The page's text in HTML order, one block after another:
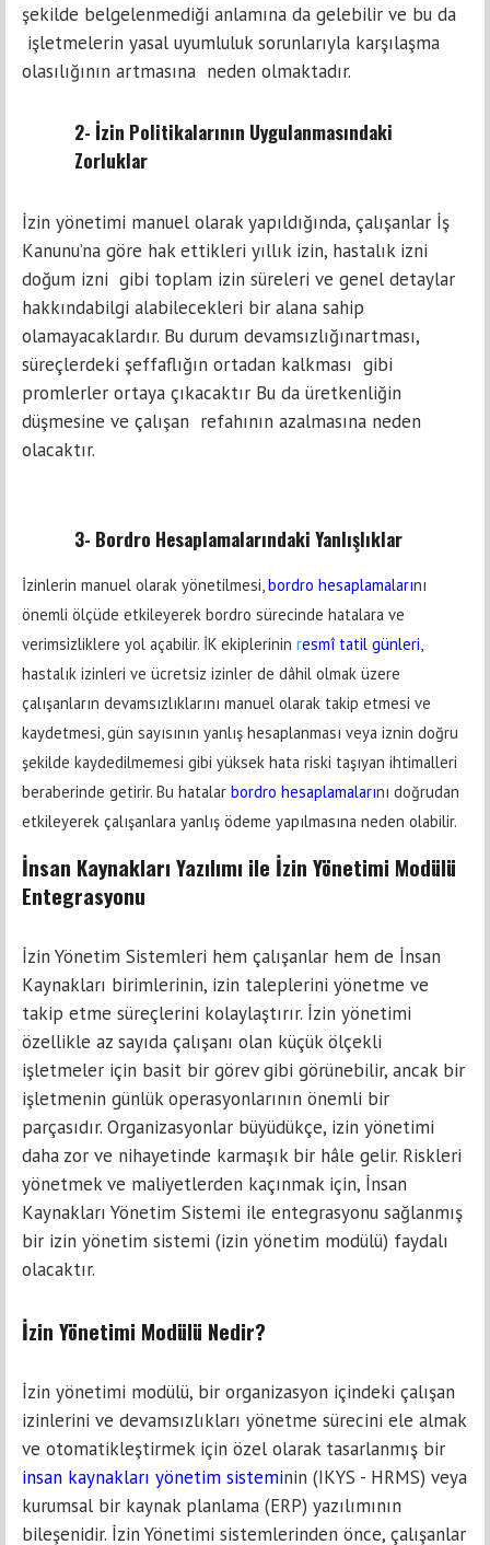
şekilde belgelenmediği anlamına da gelebilir ve bu da
işletmelerin yasal uyumluluk sorunlarıyla karşılaşma
olasılığının artmasına neden olmaktadır.
2- İzin Politikalarının Uygulanmasındaki
Zorluklar
İzin yönetimi manuel olarak yapıldığında, çalışanlar İş
Kanunu’na göre hak ettikleri yıllık izin, hastalık izni
doğum izni gibi toplam izin süreleri ve genel detaylar
hakkındabilgi alabilecekleri bir alana sahip
olamayacaklardır. Bu durum devamsızlığınartması,
süreçlerdeki şeffaflığın ortadan kalkması gibi
promlerler ortaya çıkacaktır Bu da üretkenliğin
düşmesine ve çalışan refahının azalmasına neden
olacaktır.
3- Bordro Hesaplamalarındaki Yanlışlıklar
İzinlerin manuel olarak yönetilmesi,bordro hesaplamalarını
önemli ölçüde etkileyerek bordro sürecinde hatalara ve
verimsizliklere yol açabilir. İK ekiplerinin resmî tatil günleri,
hastalık izinleri ve ücretsiz izinler de dâhil olmak üzere
çalışanların devamsızlıklarını manuel olarak takip etmesi ve
kaydetmesi, gün sayısının yanlış hesaplanması veya iznin doğru
şekilde kaydedilmemesi gibi yüksek hata riski taşıyan ihtimalleri
beraberinde getirir. Bu hatalar bordro hesaplamalarını doğrudan
etkileyerek çalışanlara yanlış ödeme yapılmasına neden olabilir.
İnsan Kaynakları Yazılımı ile İzin Yönetimi Modülü
Entegrasyonu
İzin Yönetim Sistemleri hem çalışanlar hem de İnsan
Kaynakları birimlerinin, izin taleplerini yönetme ve
takip etme süreçlerini kolaylaştırır. İzin yönetimi
özellikle az sayıda çalışanı olan küçük ölçekli
işletmeler için basit bir görev gibi görünebilir, ancak bir
işletmenin günlük operasyonlarının önemli bir
parçasıdır. Organizasyonlar büyüdükçe, izin yönetimi
daha zor ve nihayetinde karmaşık bir hâle gelir. Riskleri
yönetmek ve maliyetlerden kaçınmak için, İnsan
Kaynakları Yönetim Sistemi ile entegrasyonu sağlanmış
bir izin yönetim sistemi (izin yönetim modülü) faydalı
olacaktır.
İzin Yönetimi Modülü Nedir?
İzin yönetimi modülü, bir organizasyon içindeki çalışan
izinlerini ve devamsızlıkları yönetme sürecini ele almak
ve otomatikleştirmek için özel olarak tasarlanmış bir
insan kaynakları yönetim sisteminin (IKYS - HRMS) veya
kurumsal bir kaynak planlama (ERP) yazılımının
bileşenidir. İzin Yönetimi sistemlerinden önce, çalışanlar